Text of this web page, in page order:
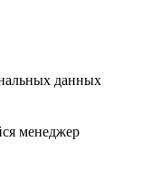
данных
менеджер